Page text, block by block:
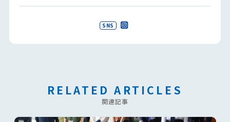
SNS
RELATED ARTICLES
関連記事